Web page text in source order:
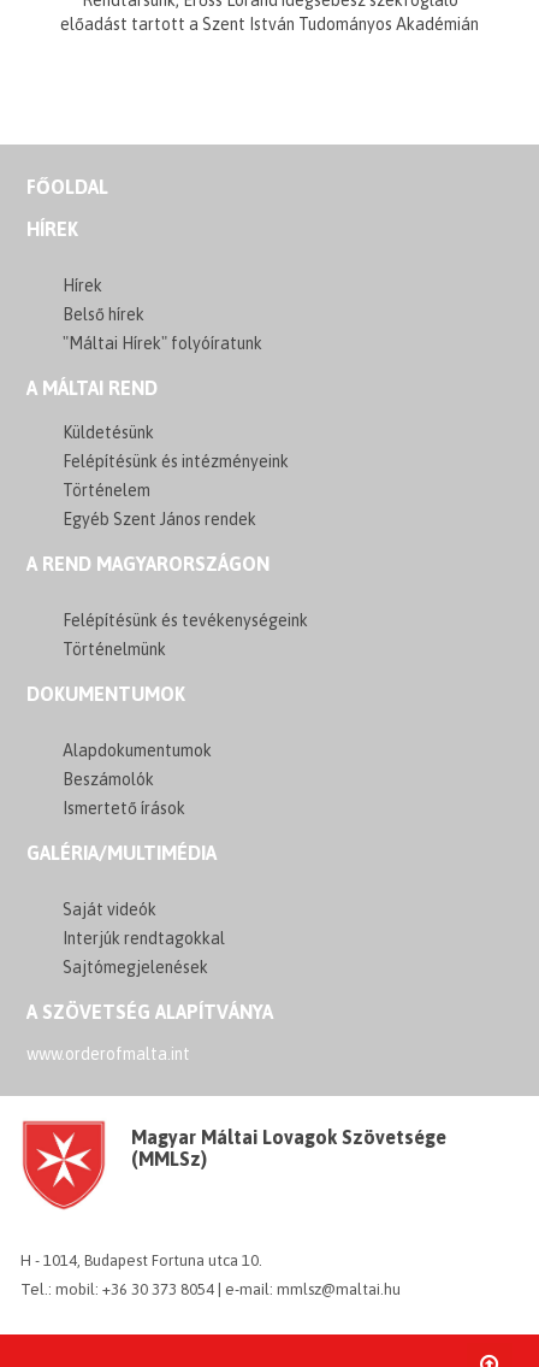
előadást tartott a Szent István Tudományos Akadémián
FŐOLDAL
HÍREK
Hírek
Belső hírek
"Máltai Hírek" folyóíratunk
A MÁLTAI REND
Küldetésünk
Felépítésünk és intézményeink
Történelem
Egyéb Szent János rendek
A REND MAGYARORSZÁGON
Felépítésünk és tevékenységeink
Történelmünk
DOKUMENTUMOK
Alapdokumentumok
Beszámolók
Ismertető írások
GALÉRIA/MULTIMÉDIA
Saját videók
Interjúk rendtagokkal
Sajtómegjelenések
A SZÖVETSÉG ALAPÍTVÁNYA
www.orderofmalta.int
Magyar Máltai Lovagok Szövetsége
(MMLSz)
H - 1014, Budapest Fortuna utca 10.
Tel.: mobil: +36 30 373 8054 | e-mail: mmlsz@maltai.hu